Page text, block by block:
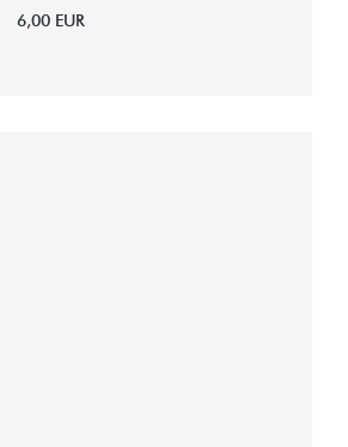
6,00 EUR